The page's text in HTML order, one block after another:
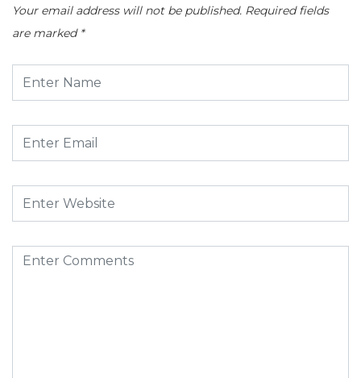
Your email address will not be published. Required fields
are marked *